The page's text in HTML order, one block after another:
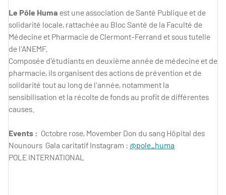
Le Pôle Huma est une association de Santé Publique et de
solidarité locale, rattachée au Bloc Santé de la Faculté de
Médecine et Pharmacie de Clermont-Ferrand et sous tutelle
de l'ANEMF.
Composée d'étudiants en deuxième année de médecine et de
pharmacie, ils organisent des actions de prévention et de
solidarité tout au long de l'année, notamment la
sensibilisation et la récolte de fonds au profit de différentes
causes.
Events : Octobre rose, Movember Don du sang Hôpital des
Nounours Gala caritatif Instagram : @pole_huma
POLE INTERNATIONAL